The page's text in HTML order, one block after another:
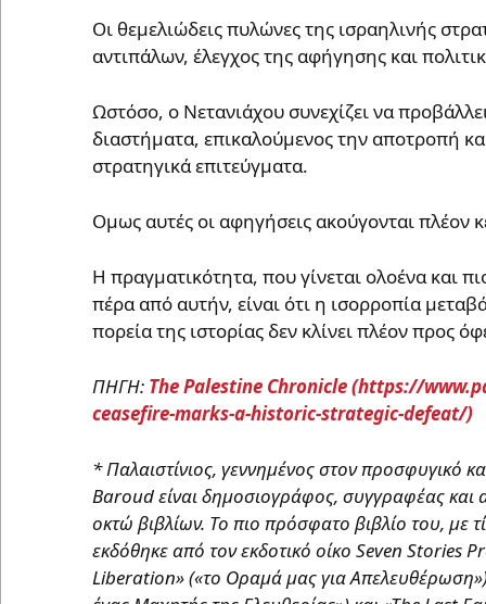
Οι θεμελιώδεις πυλώνες της ισραηλινής
αντιπάλων, έλεγχος της αφήγησης και
Ωστόσο, ο Νετανιάχου συνεχίζει να
διαστήματα, επικαλούμενος την αποτροπή
στρατηγικά επιτεύγματα.
Ομως αυτές οι αφηγήσεις ακούγονται πλέον
Η πραγματικότητα, που γίνεται ολοένα και
πέρα από αυτήν, είναι ότι η ισορροπία
πορεία της ιστορίας δεν κλίνει πλέον προς
ΠΗΓΗ: The Palestine Chronicle
* Παλαιστίνιος, γεννημένος στον προσφυγικό
Baroud είναι δημοσιογράφος, συγγραφέας και
οκτώ βιβλίων. Το πιο πρόσφατο βιβλίο του, με
εκδόθηκε από τον εκδοτικό οίκο Seven Stories
Liberation» («το Οραμά μας για